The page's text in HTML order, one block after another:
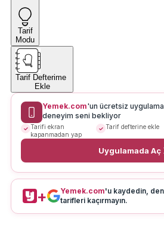
Tarif
Modu
Tarif Defterime
Ekle
Yemek.com'un ücretsiz
deneyim seni bekliyor
Tarifi ekran
kapanmadan yap
Tarif defterine ekle
Uygulamada Aç
+ Yemek.com'u kaydedin,
tarifleri kaçırmayın.